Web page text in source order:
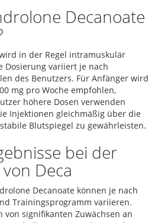
Decanoate
in der Regel intramuskulär
Dosierung variiert je nach
des Benutzers. Für Anfänger wird
mg pro Woche empfohlen,
höhere Dosen verwenden
Injektionen gleichmäßig über die
Blutspiegel zu gewährleisten.
bei der
Deca
Decanoate können je nach
Trainingsprogramm variieren.
von signifikanten Zuwächsen an